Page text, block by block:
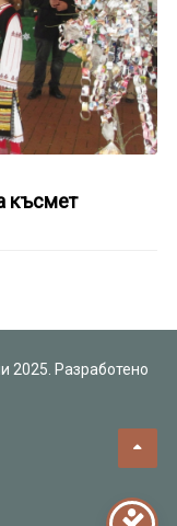
късмет
2025. Разработено